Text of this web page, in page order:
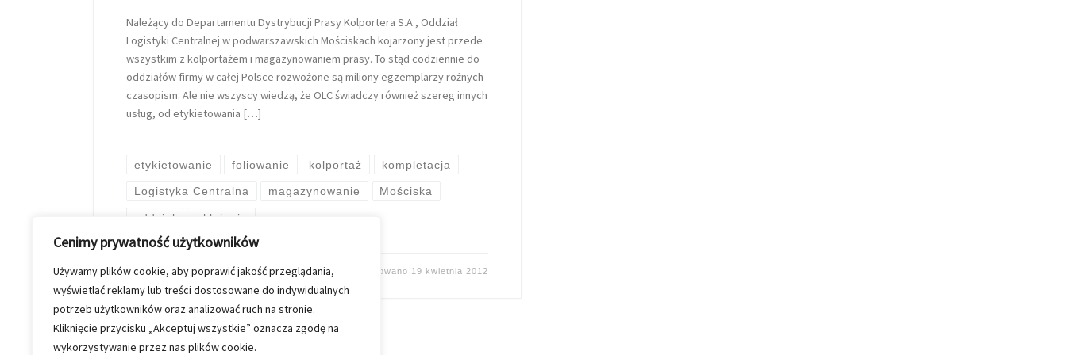
Cenimy prywatność użytkowników
Używamy plików cookie, aby poprawić jakość przeglądania,
wyświetlać reklamy lub treści dostosowane do indywidualnych
potrzeb użytkowników oraz analizować ruch na stronie.
Kliknięcie przycisku „Akceptuj wszystkie” oznacza zgodę na
wykorzystywanie przez nas plików cookie.
Należący do Departamentu Dystrybucji Prasy Kolportera S.A., Oddział
Logistyki Centralnej w podwarszawskich Mościskach kojarzony jest przede
wszystkim z kolportażem i magazynowaniem prasy. To stąd codziennie do
oddziałów firmy w całej Polsce rozwożone są miliony egzemplarzy rożnych
czasopism. Ale nie wszyscy wiedzą, że OLC świadczy również szereg innych
usług, od etykietowania […]
etykietowanie foliowanie kolportaż kompletacja
Logistyka Centralna magazynowanie Mościska
oddział wklejanie
przezKinga Szymkiewicz Opublikowano 19 kwietnia 2012